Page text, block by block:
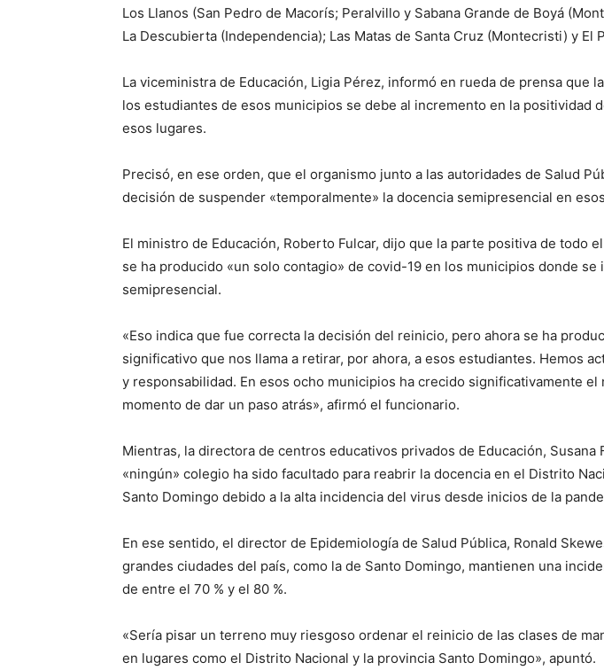
Los Llanos (San Pedro de Macorís; Peralvillo y Sabana Grande de Boyá
La Descubierta (Independencia); Las Matas de Santa Cruz (Montecristi) y El
La viceministra de Educación, Ligia Pérez, informó en rueda de prensa que
los estudiantes de esos municipios se debe al incremento en la positividad
esos lugares.
Precisó, en ese orden, que el organismo junto a las autoridades de Salud
decisión de suspender «temporalmente» la docencia semipresencial en
El ministro de Educación, Roberto Fulcar, dijo que la parte positiva de todo
se ha producido «un solo contagio» de covid-19 en los municipios donde se
semipresencial.
«Eso indica que fue correcta la decisión del reinicio, pero ahora se ha
significativo que nos llama a retirar, por ahora, a esos estudiantes. Hemos
y responsabilidad. En esos ocho municipios ha crecido significativamente el
momento de dar un paso atrás», afirmó el funcionario.
Mientras, la directora de centros educativos privados de Educación, Susana
«ningún» colegio ha sido facultado para reabrir la docencia en el Distrito
Santo Domingo debido a la alta incidencia del virus desde inicios de la
En ese sentido, el director de Epidemiología de Salud Pública, Ronald
grandes ciudades del país, como la de Santo Domingo, mantienen una
de entre el 70 % y el 80 %.
«Sería pisar un terreno muy riesgoso ordenar el reinicio de las clases de
en lugares como el Distrito Nacional y la provincia Santo Domingo», apuntó.